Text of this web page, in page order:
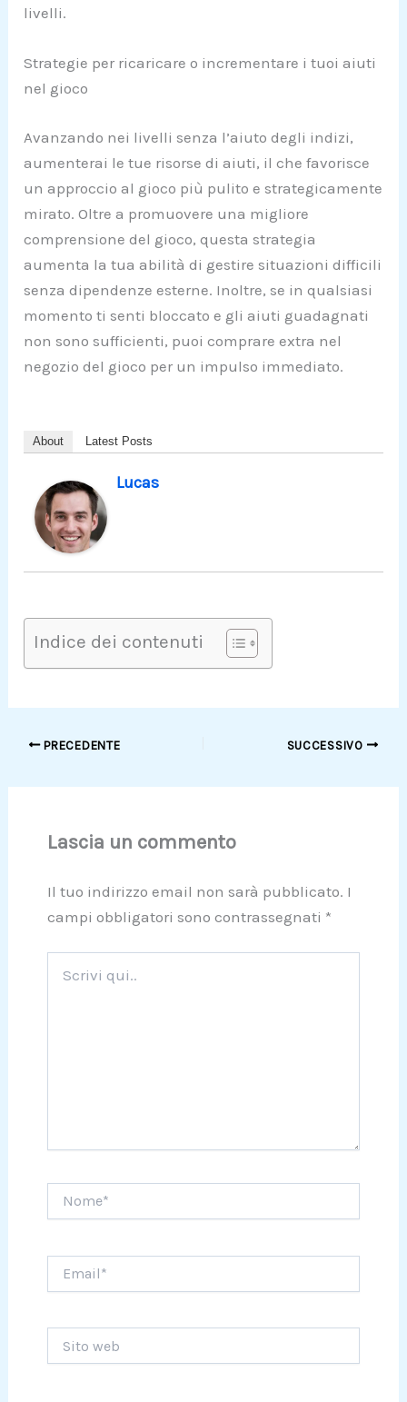
livelli.
Strategie per ricaricare o incrementare i tuoi aiuti
nel gioco
Avanzando nei livelli senza l’aiuto degli indizi,
aumenterai le tue risorse di aiuti, il che favorisce
un approccio al gioco più pulito e strategicamente
mirato. Oltre a promuovere una migliore
comprensione del gioco, questa strategia
aumenta la tua abilità di gestire situazioni difficili
senza dipendenze esterne. Inoltre, se in qualsiasi
momento ti senti bloccato e gli aiuti guadagnati
non sono sufficienti, puoi comprare extra nel
negozio del gioco per un impulso immediato.
About Latest Posts
Lucas
Indice dei contenuti
PRECEDENTE SUCCESSIVO
Lascia un commento
Il tuo indirizzo email non sarà pubblicato. I
campi obbligatori sono contrassegnati *
qui..
web